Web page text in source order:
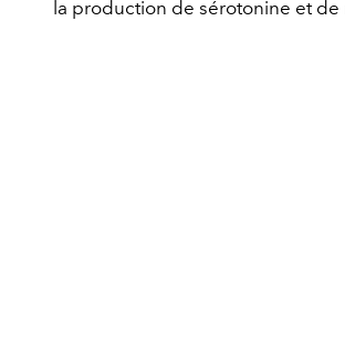
la production de sérotonine et de